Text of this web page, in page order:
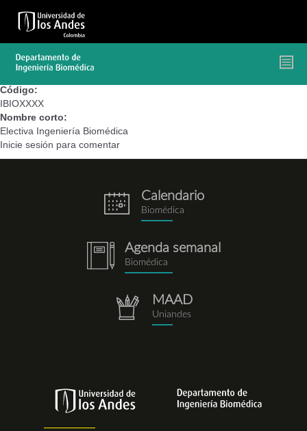
contenido
Código:
IBIOXXXX
Nombre corto:
Electiva Ingeniería Biomédica
Inicie sesión para comentar
eventos.png
Calendario
Biomédica
notebook.png
Agenda semanal
Biomédica
repositorio.png
MAAD
Uniandes